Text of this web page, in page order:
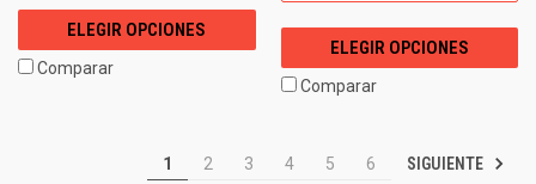
ELEGIR OPCIONES
Comparar
ELEGIR OPCIONES
Comparar
1 2 3 4 5 6 SIGUIENTE